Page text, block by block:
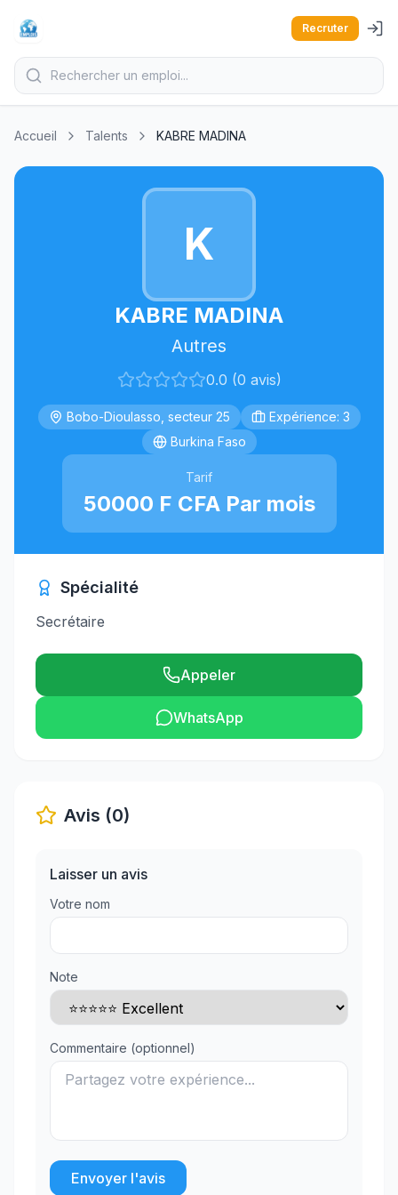
Recruter
Accueil Talents KABRE MADINA
K
KABRE MADINA
Autres
0.0 (0 avis)
Bobo-Dioulasso, secteur 25
Expérience: 3
Burkina Faso
Tarif
50000 F CFA Par mois
Spécialité
Secrétaire
Appeler
WhatsApp
Avis (0)
Laisser un avis
Votre nom
Note
Commentaire (optionnel)
Envoyer l'avis